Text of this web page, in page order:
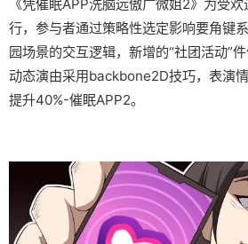
《凭催眠APP洗脑远傲广微姐2》为受
行，参与者通过策略性选定影响要角键
园场景的交互逻辑，新增的“社团活动”
动态演由采用backbone2D技巧，表演
提升40%-催眠APP2。